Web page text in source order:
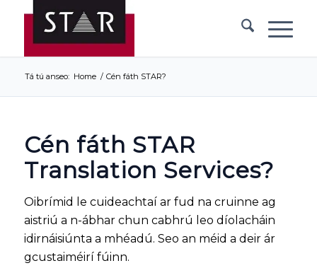
Tá tú anseo: Home / Cén fáth STAR?
Cén fáth STAR
Translation Services?
Oibrímid le cuideachtaí ar fud na cruinne ag
aistriú a n-ábhar chun cabhrú leo díolacháin
idirnáisiúnta a mhéadú. Seo an méid a deir ár
gcustaiméirí fúinn.